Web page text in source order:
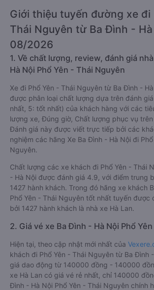
Giới thiệu tuyến đường xe đi
Thái Nguyên từ Ba Đình -
08/2026
1. Về chất lượng, review, đánh giá
Hà Nội Phổ Yên - Thái Nguyên
Xe đi Phổ Yên - Thái Nguyên từ Ba Đình -
được phân loại chất lượng dựa trên đánh
nhất, 5: tốt nhất) của khách hàng với các
lượng xe, Đúng giờ, Chất lượng phục vụ trên
Đánh giá này được viết trực tiếp bởi các
nghiệm các hãng Xe Ba Đình - Hà Nội đi
Nguyên.
Chất lượng các xe khách đi Phổ Yên - Thái
- Hà Nội được đánh giá 4.9, với điểm trung
1427 hành khách. Trong đó hãng xe khách
Phổ Yên - Thái Nguyên tốt nhất tuyến được
bởi 1427 hành khách là nhà xe Hà Lan.
2. Giá vé xe Ba Đình - Hà Nội Phổ
Hiện tại, theo cập nhật mới nhất của
khách đi Phổ Yên - Thái Nguyên từ Ba Đình
giá dao động từ 140000 đồng - 140000
xe Hà Lan có giá vé rẻ nhất, chỉ 140000
Đình - Hà Nội Phổ Yên - Thái Nguyên chính